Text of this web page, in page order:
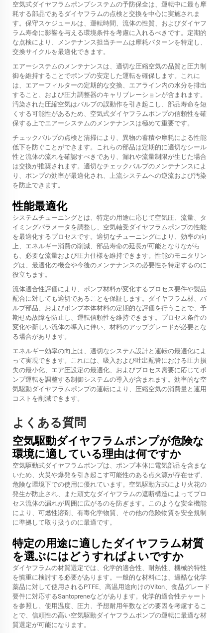
空気式ダイヤフラムポンプシステムの予防保全は、運転中に最も摩
耗する部品であるダイヤフラムの点検と交換を中心に実施されま
す。保守スケジュールは、運転時間、流体の性質、およびダイヤフ
ラム寿命に影響を与える環境条件を考慮に入れるべきです。定期的
な点検により、メンテナンス担当チームは摩耗パターンを特定し、
交換サイクルを最適化できます。
エアーシステムのメンテナンスは、適切な圧縮空気の品質と圧力制
御を維持することでポンプの安定した運転を確保します。これに
は、エアーフィルターの定期的な交換、エアライン内の水分を排出
すること、および圧力調整器のキャリブレーションが含まれます。
汚染された圧縮空気はバルブの誤動作を引き起こし、部品寿命を短
くする可能性があるため、空気式ダイヤフラムポンプの信頼性を確
保する上でエアーシステムのメンテナンスは極めて重要です。
チェックバルブの点検と清掃により、異物の蓄積や摩耗による性能
低下を防ぐことができます。これらの部品は定期的に適切なシール
性と流体の流れを確認すべきであり、漏れや流量制限が生じた場合
は交換が推奨されます。適切なチェックバルブのメンテナンスによ
り、ポンプの効率が最適化され、上流システムへの逆流および汚染
を防止できます。
性能最適化
システムチューニングとは、特定の用途に応じて空気圧、流量、タ
イミングパラメータを調整し、空気軸受ダイヤフラムポンプの性能
を最適化するプロセスです。適切なチューニングにより、効率の向
上、エネルギー消費の削減、部品寿命の延長が可能となりながら
も、必要な流量および圧力仕様を維持できます。性能のモニタリン
グは、最適化の機会や今後のメンテナンスの必要性を特定するのに
役立ちます。
流体適合性評価により、ポンプ材料が変化するプロセス要件や製品
配合に対しても適切であることを保証します。ダイヤフラム材、バ
ルブ部品、およびポンプ本体材料の定期的な評価を行うことで、予
期せぬ故障を防止し、運転信頼性を維持できます。プロセス条件の
変化や新しい流体の導入に伴い、材料のアップグレードが必要とな
る場合があります。
エネルギー効率の向上は、適切なシステム設計と運転の最適化によ
って実現できます。これには、吸入および吐出配管における圧力損
失の最小化、エア圧設定の最適化、およびプロセス需要に応じてポ
ンプ運転を調整する制御システムの導入が含まれます。効率的な空
気駆動ダイヤフラムポンプの運転により、圧縮空気の消費量と運用
コストを削減できます。
よくある質問
空気駆動ダイヤフラムポンプが危険な
環境に適している理由は何ですか
空気駆動式ダイヤフラムポンプは、ポンプ本体に電気部品を含まな
いため、火災や爆発を引き起こす可能性のある点火源が存在せず、
危険な環境下での使用に優れています。空気駆動方式により火花の
発生が防止され、また頑丈なダイヤフラムの遮断構造によってプロ
セス流体の漏れが周囲に広がるのを防ぎます。このような安全機能
により、可燃性溶剤、有毒化学物質、その他の危険物質を安全規制
に準拠して取り扱うのに最適です。
特定の用途に適したダイヤフラム材質
を選ぶにはどうすればよいですか
ダイヤフラムの材質選定では、化学的適合性、耐熱性、機械的特性
を慎重に検討する必要があります。一般的な材料には、過酷な化学
薬品に対して使用されるPTFE、高温用途向けのViton、食品グレード
要件に対応するSantopreneなどがあります。化学的適合性チャート
を参照し、使用温度、圧力、予想耐用年数などの要因を考慮するこ
とで、信頼性の高い空気駆動ダイヤフラムポンプの運転に最適な材
質選定が可能になります。